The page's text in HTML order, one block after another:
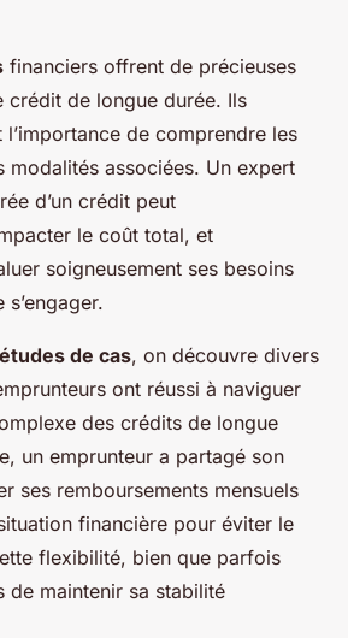
financiers offrent de précieuses
crédit de longue durée. Ils
l’importance de comprendre les
modalités associées. Un expert
d’un crédit peut
le coût total, et
soigneusement ses besoins
études de cas, on découvre divers
ont réussi à naviguer
des crédits de longue
un emprunteur a partagé son
ses remboursements mensuels
financière pour éviter le
flexibilité, bien que parfois
de maintenir sa stabilité